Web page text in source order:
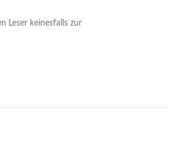
Leser keinesfalls zur